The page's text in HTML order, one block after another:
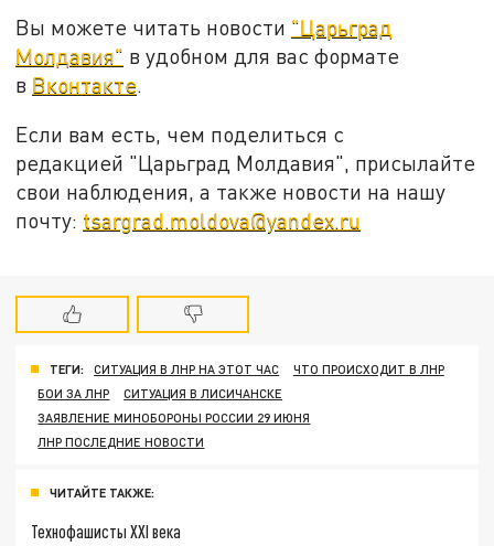
Вы можете читать новости "Царьград
Молдавия" в удобном для вас формате
в Вконтакте.
Если вам есть, чем поделиться с
редакцией "Царьград Молдавия", присылайте
свои наблюдения, а также новости на нашу
почту: tsargrad.moldova@yandex.ru
ТЕГИ: СИТУАЦИЯ В ЛНР НА ЭТОТ ЧАС
ЧТО ПРОИСХОДИТ В ЛНР
БОИ ЗА ЛНР
СИТУАЦИЯ В ЛИСИЧАНСКЕ
ЗАЯВЛЕНИЕ МИНОБОРОНЫ РОССИИ 29 ИЮНЯ
ЛНР ПОСЛЕДНИЕ НОВОСТИ
ЧИТАЙТЕ ТАКЖЕ:
Технофашисты XXI века